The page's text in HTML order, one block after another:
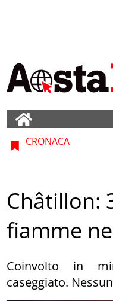
CRONACA
Châtillon:
fiamme
Coinvolto in
caseggiato.